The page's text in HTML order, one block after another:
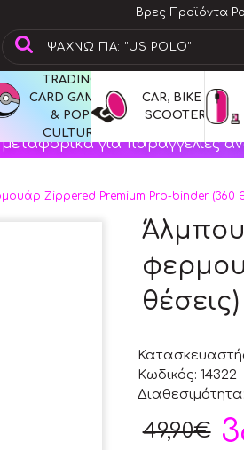
Βρες Προϊόντα
TRADING
CARD GAMES
& POP
CULTURE
CAR, BIKE &
SCOOTERS
για παραγγελίες
Zippered Premium Pro-binder (360
Κωδικός: 14322
Διαθεσιμότητα:
49,90€